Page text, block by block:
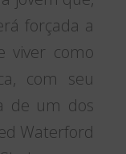
forçada a
viver como
com seu
de um dos
Waterford